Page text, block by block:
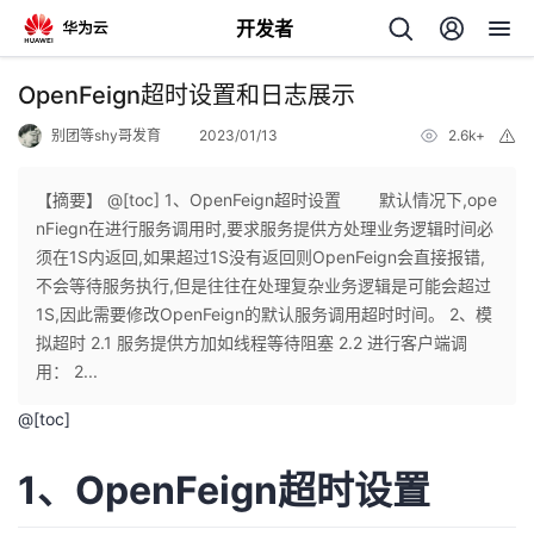
开发者
返
个
人
我
我
OpenFeign超时设置和日志展示
别团等shy哥发育 2023/01/13 2.6k+
【摘要】 @[toc] 1、OpenFeign超时设置 默认情况下,ope
nFiegn在进行服务调用时,要求服务提供方处理业务逻辑时间必
须在1S内返回,如果超过1S没有返回则OpenFeign会直接报错,
不会等待服务执行,但是往往在处理复杂业务逻辑是可能会超过
1S,因此需要修改OpenFeign的默认服务调用超时时间。 2、模
拟超时 2.1 服务提供方加如线程等待阻塞 2.2 进行客户端调
用： 2...
@[toc]
1、OpenFeign超时设置